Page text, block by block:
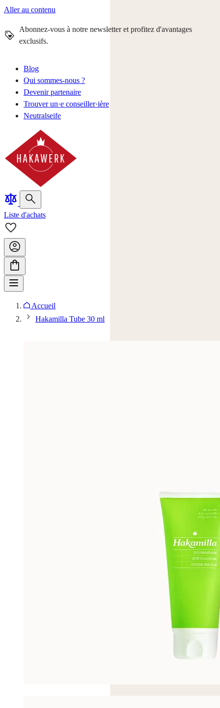
Aller au contenu
Abonnez-vous à notre newsletter et profitez d'avantages
exclusifs.
Blog
Qui sommes-nous ?
Devenir partenaire
Trouver un·e conseiller·ière
Neutralseife
Liste d'achats
Accueil
Hakamilla Tube 30 ml